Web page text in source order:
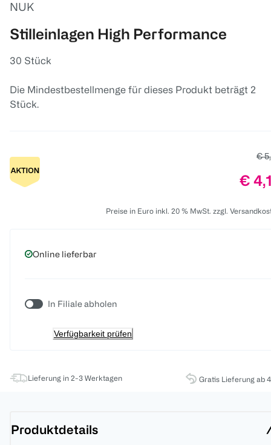
NUK
Stilleinlagen High Performance
30 Stück
Die Mindestbestellmenge für dieses Produkt beträgt 2
Stück.
€
€
Preise in Euro inkl. 20 % MwSt. zzgl.
Online lieferbar
In Filiale abholen
Verfügbarkeit prüfen
Lieferung in 2-3 Werktagen Gratis Lieferung ab
Produktdetails